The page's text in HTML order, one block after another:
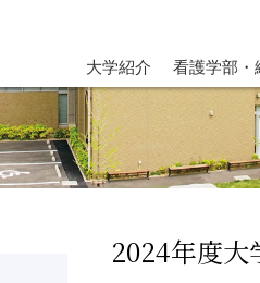
大学紹介 看護学部・
2024年度